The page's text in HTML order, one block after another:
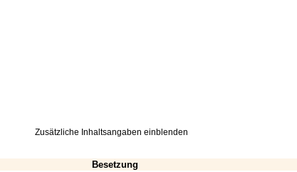
Zusätzliche Inhaltsangaben einblenden
Besetzung